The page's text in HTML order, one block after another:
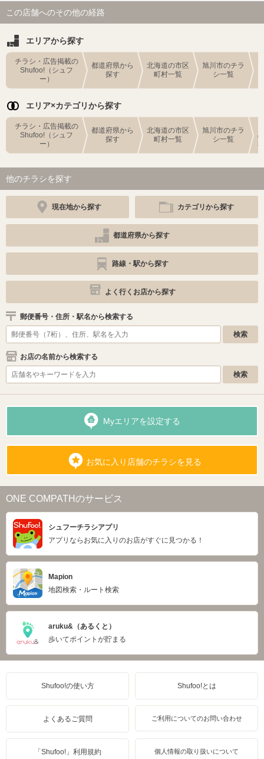
この店舗へのその他の経路
エリアから探す
チラシ・広告掲載の
Shufoo!（シュフ
ー）
都道府県から
探す
北海道の市区
町村一覧
旭川市のチラ
シ一覧
エリア×カテゴリから探す
チラシ・広告掲載の
Shufoo!（シュフ
ー）
都道府県から
探す
北海道の市区
町村一覧
旭川市のチラ
シ一覧
他のチラシを探す
現在地から探す カテゴリから探す
都道府県から探す
路線・駅から探す
よく行くお店から探す
郵便番号・住所・駅名から検索する
お店の名前から検索する
Myエリアを設定する
お気に入り店舗のチラシを見る
ONE COMPATHのサービス
シュフーチラシアプリ
アプリならお気に入りのお店がすぐに見つかる！
Mapion
地図検索・ルート検索
aruku&（あるくと）
歩いてポイントが貯まる
Shufoo!の使い方 Shufoo!とは
よくあるご質問 ご利用についてのお問い合わせ
「Shufoo!」利用規約 個人情報の取り扱いについて